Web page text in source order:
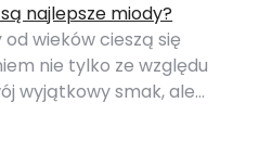
najlepsze miody?
od wieków cieszą się
nie tylko ze względu
wyjątkowy smak, ale…